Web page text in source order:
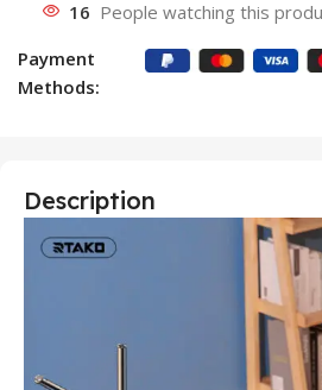
16 People watching this
Payment
Methods:
Description